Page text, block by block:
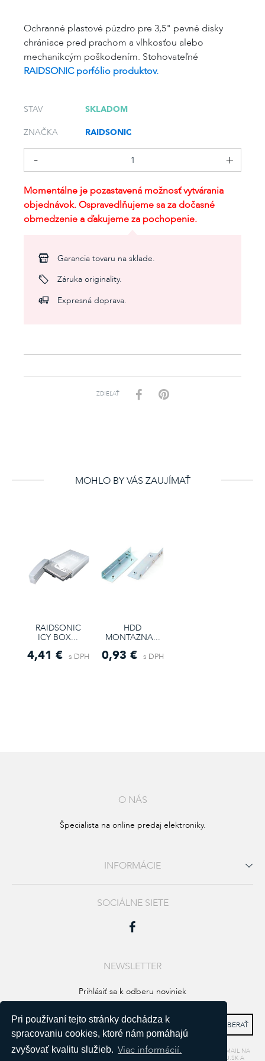
Pri používaní tejto stránky dochádza k
spracovaniu cookies, ktoré nám pomáhajú
zvyšovať kvalitu služieb. Viac informácií.
Ochranné plastové púzdro pre 3,5" pevné disky
chrániace pred prachom a vlhkosťou alebo
mechanikcým poškodením. Stohovateľné
RAIDSONIC porfólio produktov.
STAV SKLADOM
ZNAČKA RAIDSONIC
Momentálne je pozastavená možnosť vytvárania
objednávok. Ospravedlňujeme sa za dočasné
obmedzenie a ďakujeme za pochopenie.
Garancia tovaru na sklade.
Záruka originality.
Expresná doprava.
ZDIEĽAŤ
MOHLO BY VÁS ZAUJÍMAŤ
RAIDSONIC
ICY BOX...
4,41 € s DPH
HDD
MONTAZNA...
0,93 € s DPH
O NÁS
Špecialista na online predaj elektroniky.
INFORMÁCIE
SOCIÁLNE SIETE
NEWSLETTER
Prihlásiť sa k odberu noviniek
SÚHLASÍM, ABY SPOLOČNOSŤ ZOZNAM, S.R.O., SPRACÚVALA MÔJ EMAIL NA
ÚČELY DORUČOVANIA INFORMÁCIÍ O TOVARE A PONUKÁCH NA BOXU.SK A